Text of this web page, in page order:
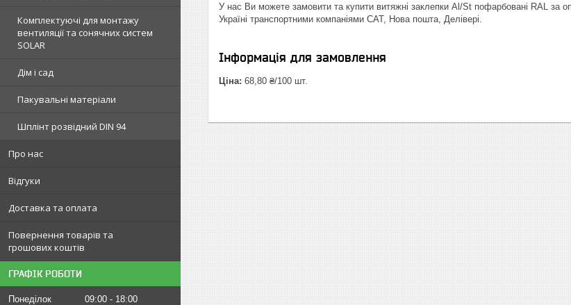
Комплектуючі для монтажу
вентиляції та сонячних систем
SOLAR
Дім і сад
Пакувальні матеріали
Шплінт розвідний DIN 94
Про нас
Відгуки
Доставка та оплата
Повернення товарів та
грошових коштів
ГРАФІК РОБОТИ
Понеділок 09:00
18:00
У нас Ви можете замовити та купити витяжні заклепки Al/St пофарбовані RAL за
Україні транспортними компаніями САТ, Нова пошта, Делівері.
Інформація для замовлення
Ціна: 68,80 ₴/100 шт.